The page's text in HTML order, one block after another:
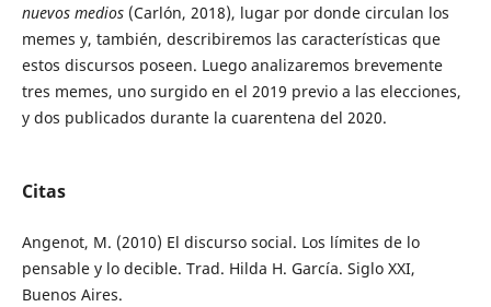
nuevos medios(Carlón, 2018), lugar por donde circulan los
memes y, también, describiremos las características que
estos discursos poseen. Luego analizaremos brevemente
tres memes, uno surgido en el 2019 previo a las elecciones,
y dos publicados durante la cuarentena del 2020.
Citas
Angenot, M. (2010) El discurso social. Los límites de lo
pensable y lo decible. Trad. Hilda H. García. Siglo XXI,
Buenos Aires.